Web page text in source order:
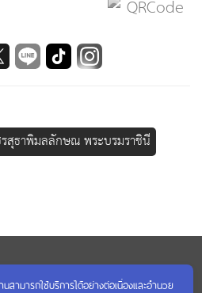
สุธาพิมลลักษณ พระบรมราชินี
สามารถใช้บริการได้อย่างต่อเนื่องและอำนวย